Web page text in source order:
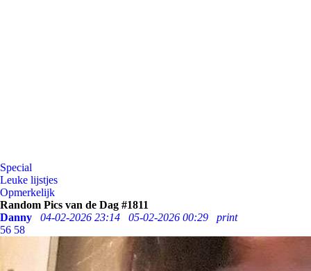
Special
Leuke lijstjes
Opmerkelijk
Random Pics van de Dag #1811
Danny
04-02-2026 23:14 05-02-2026 00:29
print
56 58